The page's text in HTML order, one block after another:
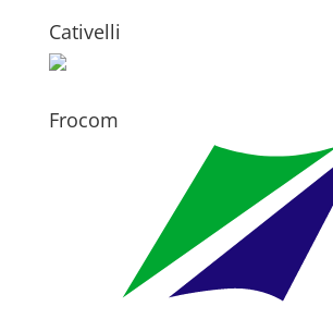
Cativelli
Frocom